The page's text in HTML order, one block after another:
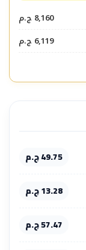
8,160 ج.م
6,119 ج.م
49.75 ج.م
13.28 ج.م
57.47 ج.م